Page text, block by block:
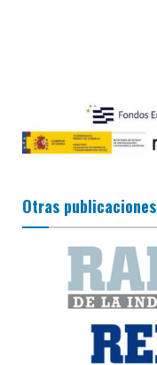
Otras publicaciones